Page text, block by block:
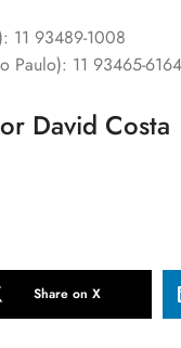
11 93489-1008
Paulo): 11 93465-6164
David Costa
Share on X